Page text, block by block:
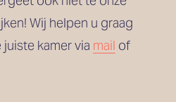
Wij helpen u graag
kamer via mail
of